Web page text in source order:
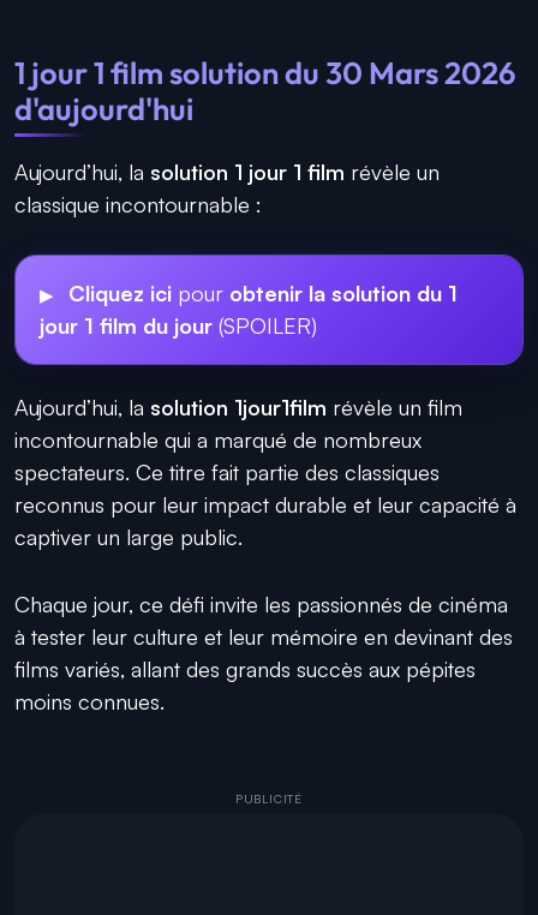
1 jour 1 film solution du 30 Mars 2026
d'aujourd'hui
Aujourd’hui, la solution 1 jour 1 film révèle un
classique incontournable :
Cliquez ici pour obtenir la solution du 1
jour 1 film du jour (SPOILER)
Aujourd’hui, la solution 1jour1film révèle un film
incontournable qui a marqué de nombreux
spectateurs. Ce titre fait partie des classiques
reconnus pour leur impact durable et leur capacité à
captiver un large public.
Chaque jour, ce défi invite les passionnés de cinéma
à tester leur culture et leur mémoire en devinant des
films variés, allant des grands succès aux pépites
moins connues.